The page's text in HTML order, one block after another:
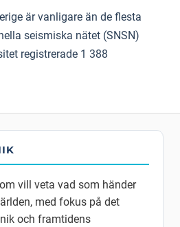
är vanligare än de flesta
seismiska nätet (SNSN)
registrerade 1 388
vill veta vad som händer
med fokus på det
och framtidens